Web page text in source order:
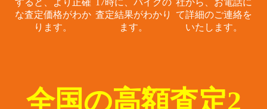
な査定価格がわか
ります。
査定結果がわかり
ます。
て詳細のご連絡を
いたします。
全国の高額査定2